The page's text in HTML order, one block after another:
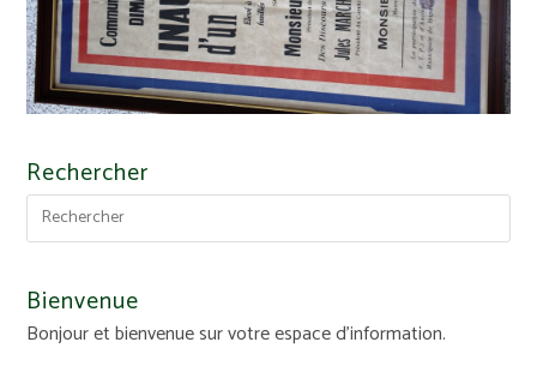
Rechercher
Bienvenue
Bonjour et bienvenue sur votre espace d'information.